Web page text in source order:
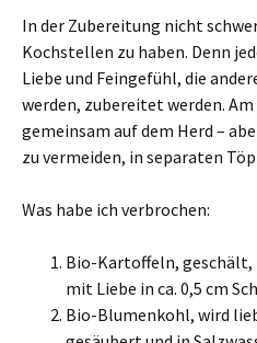
In der Zubereitung nicht
Kochstellen zu haben. Denn
Liebe und Feingefühl, die
werden, zubereitet werden. Am
gemeinsam auf dem Herd –
zu vermeiden, in separaten
Was habe ich verbrochen:
Bio-Kartoffeln, geschält,
mit Liebe in ca. 0,5 cm
Bio-Blumenkohl, wird